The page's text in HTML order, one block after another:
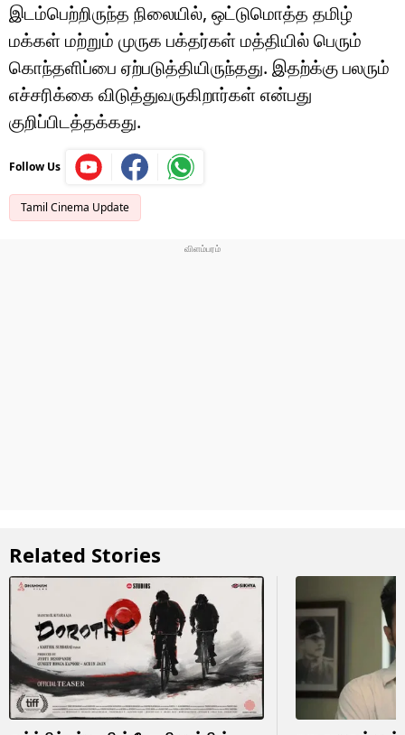
இடம்பெற்றிருந்த நிலையில், ஒட்டுமொத்த தமிழ்
மக்கள் மற்றும் முருக பக்தர்கள் மத்தியில் பெரும்
கொந்தளிப்பை ஏற்படுத்தியிருந்தது. இதற்க்கு பலரும்
எச்சரிக்கை விடுத்துவருகிறார்கள் என்பது
குறிப்பிடத்தக்கது.
Follow Us
Tamil Cinema Update
Related Stories